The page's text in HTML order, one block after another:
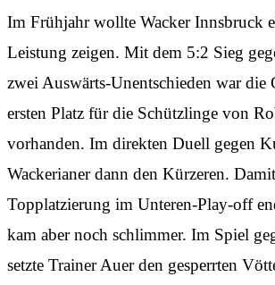
Im Frühjahr wollte Wacker Innsbruck
Leistung zeigen. Mit dem 5:2 Sieg
zwei Auswärts-Unentschieden war die
ersten Platz für die Schützlinge von
vorhanden. Im direkten Duell gegen
Wackerianer dann den Kürzeren.
Topplatzierung im Unteren-Play-off
kam aber noch schlimmer. Im Spiel
setzte Trainer Auer den gesperrten